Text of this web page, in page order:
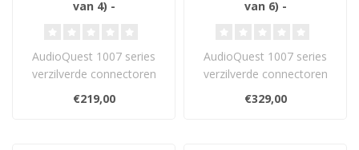
van 4) -
AudioQuest 1007 series
verzilverde connectoren
zijn gemaakt van rood
koper, en v..
€219,00
van 6) -
AudioQuest 1007 series
verzilverde connectoren
zijn gemaakt van rood
koper en vo..
€329,00